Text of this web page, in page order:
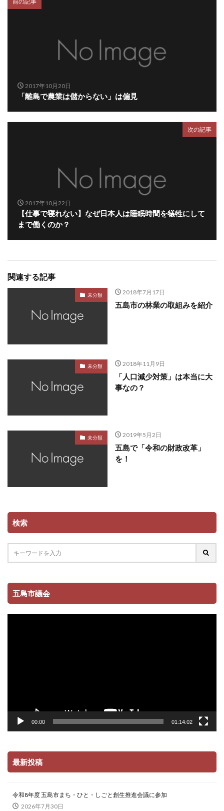
2017年10月20日
「離島で農業は儲からない」は偏見
次の記事
2017年10月22日
【仕事で寝れない】なぜ日本人は睡眠時間を犠牲にして
まで働くのか？
関連する記事
未分類 2018年7月17日
五島市の林業の取組みを紹介
未分類 2018年11月9日
「人口減少対策」は本当に大
事なの？
未分類 2019年5月2日
五島で「令和の財政改革」
を！
検索
五島市議会
動
00:00 01:14:02
最新投稿
令和8年度 五島市まち・ひと・しごと創生推進会議に参加
2026年7月30日